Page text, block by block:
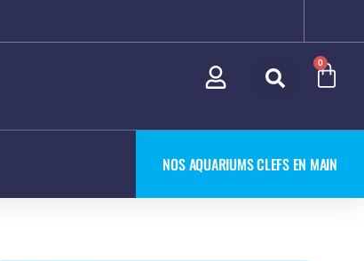
0
NOS AQUARIUMS CLEFS EN MAIN